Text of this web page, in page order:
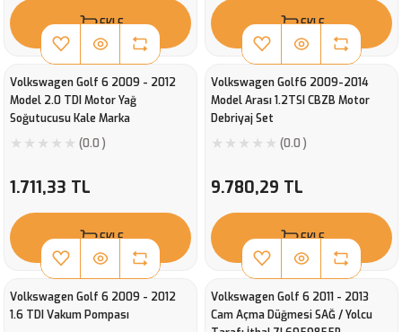
EKLE EKLE
Volkswagen Golf 6 2009 - 2012
Model 2.0 TDI Motor Yağ
Soğutucusu Kale Marka
(0.0 )
1.711,33 TL
EKLE
Volkswagen Golf6 2009-2014
Model Arası 1.2TSI CBZB Motor
Debriyaj Set
(0.0 )
9.780,29 TL
EKLE
Volkswagen Golf 6 2009 - 2012
1.6 TDI Vakum Pompası
Volkswagen Golf 6 2011 - 2013
Cam Açma Düğmesi SAĞ / Yolcu